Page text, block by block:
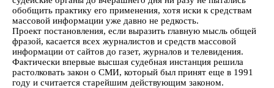
обобщить практику его применения, хотя иски к средствам
массовой информации уже давно не редкость.
Проект постановления, если выразить главную мысль общей
фразой, касается всех журналистов и средств массовой
информации от сайтов до газет, журналов и телевидения.
Фактически впервые высшая судебная инстанция решила
растолковать закон о СМИ, который был принят еще в 1991
году и считается старейшим действующим законом.